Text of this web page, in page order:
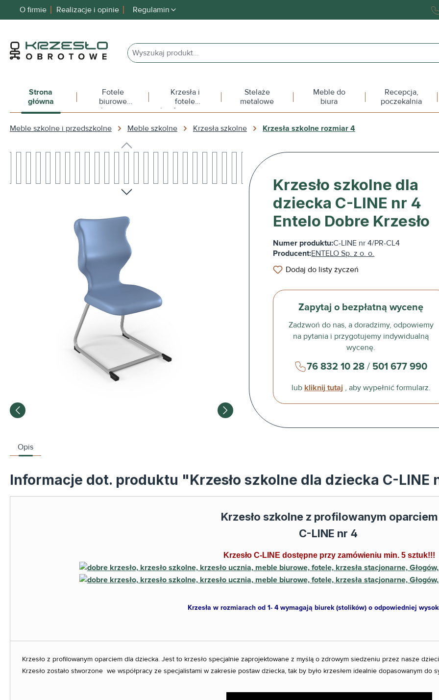
Przejdź do głównej nawigacji
O firmie Realizacje i opinie Regulamin
Strona
główna
Fotele
biurowe
obrotowe
Krzesła i
fotele
konferencyjne
Stelaże
metalowe
Meble do
biura
Recepcja,
poczekalnia
Meble szkolne i przedszkolne Meble szkolne Krzesła szkolne Krzesła szkolne rozmiar 4
Krzesło szkolne dla
dziecka C-LINE nr 4
Entelo Dobre Krzesło
Numer produktu:C-LINE nr 4/PR-CL4
Producent:ENTELO Sp. z o. o.
Dodaj do listy życzeń
Zapytaj o bezpłatną wycenę
Zadzwoń do nas, a doradzimy, odpowiemy
na pytania i przygotujemy indywidualną
wycenę.
76 832 10 28 / 501 677 990
lub kliknij tutaj , aby wypełnić formularz.
Opis
Informacje dot. produktu "Krzesło szkolne dla dziecka C-LINE
Krzesło szkolne z profilowanym oparciem
C-LINE nr 4
Krzesło C-LINE dostępne przy zamówieniu min. 5 sztuk!!!
Krzesła w rozmiarach od 1- 4 wymagają biurek (stolików) o odpowiedniej
Krzesło z profilowanym oparciem dla dziecka. Jest to krzesło specjalnie zaprojektowane z myślą o zdrowym siedzeniu przez nasze
Krzesło zostało stworzone we współpracy ze specjalistami w zakresie postaw dziecka, tak by było krzesłem idealnie dopasowanym do